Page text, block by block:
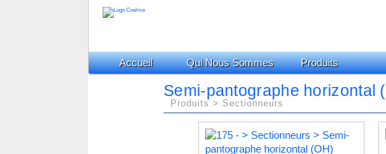
Accueil Qui Nous Sommes Produits
Semi-pantographe horizontal (
Produits > Sectionneurs